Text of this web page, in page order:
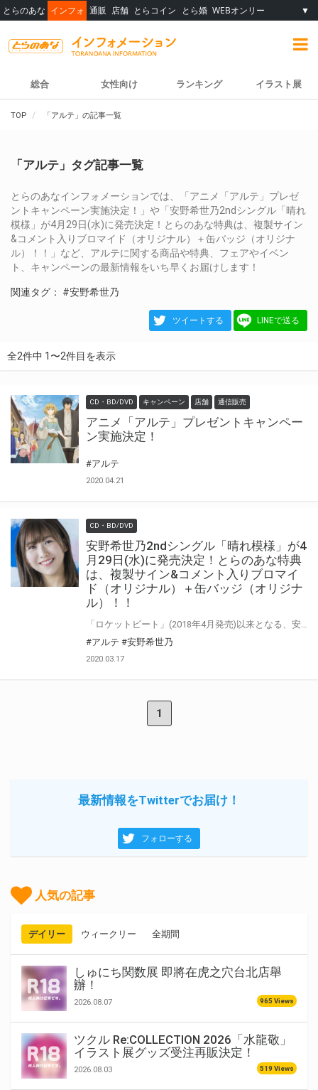
とらのあな インフォ 通販 店舗 とらコイン とら婚 WEBオンリー ▼
総合 女性向け ランキング イラスト展
TOP 「アルテ」の記事一覧
「アルテ」タグ記事一覧
とらのあなインフォメーションでは、「アニメ「アルテ」プレゼ
ントキャンペーン実施決定！」や「安野希世乃2ndシングル「晴れ
模様」が4月29日(水)に発売決定！とらのあな特典は、複製サイン
&コメント入りブロマイド（オリジナル）＋缶バッジ（オリジナ
ル）！！」など、アルテに関する商品や特典、フェアやイベン
ト、キャンペーンの最新情報をいち早くお届けします！
関連タグ： #安野希世乃
ツイートする LINEで送る
全2件中 1〜2件目を表示
CD・BD/DVD キャンペーン 店舗 通信販売
アニメ「アルテ」プレゼントキャンペー
ン実施決定！
#アルテ
2020.04.21
CD・BD/DVD
安野希世乃2ndシングル「晴れ模様」が4
月29日(水)に発売決定！とらのあな特典
は、複製サイン&コメント入りブロマイ
ド（オリジナル）＋缶バッジ（オリジナ
ル）！！
#アルテ #安野希世乃
2020.03.17
1
最新情報をTwitterでお届け！
フォローする
人気の記事
デイリー ウィークリー 全期間
しゅにち関数展 即將在虎之穴台北店舉
辦！
2026.08.07 965 Views
ツクル Re:COLLECTION 2026「水龍敬」
イラスト展グッズ受注再販決定！
2026.08.03 519 Views